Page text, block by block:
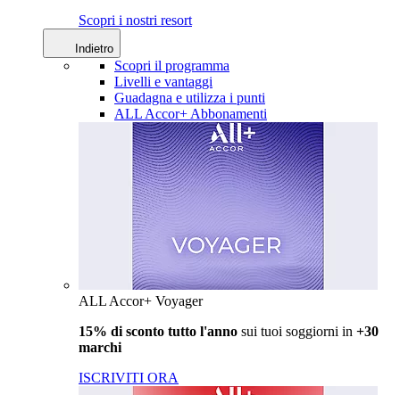
Scopri i nostri resort
Indietro
Scopri il programma
Livelli e vantaggi
Guadagna e utilizza i punti
ALL Accor+ Abbonamenti
ALL Accor+ Voyager
15% di sconto tutto l'anno sui tuoi soggiorni in +30
marchi
ISCRIVITI ORA